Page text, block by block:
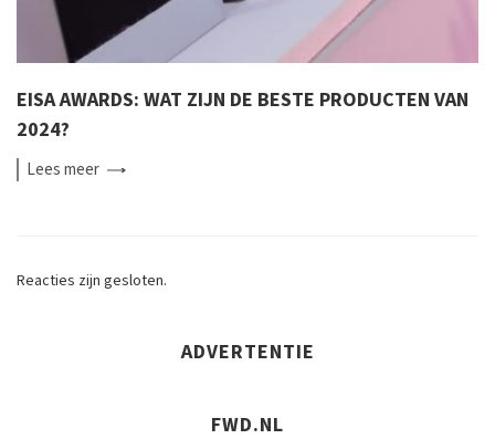
EISA AWARDS: WAT ZIJN DE BESTE PRODUCTEN VAN
2024?
Leesmeer
Reacties zijn gesloten.
ADVERTENTIE
FWD.NL